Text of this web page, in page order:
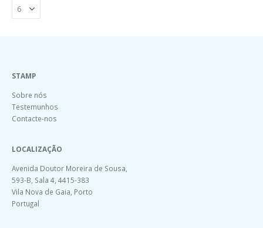
STAMP
Sobre nós
Testemunhos
Contacte-nos
LOCALIZAÇÃO
Avenida Doutor Moreira de Sousa,
593-B, Sala 4, 4415-383
Vila Nova de Gaia, Porto
Portugal